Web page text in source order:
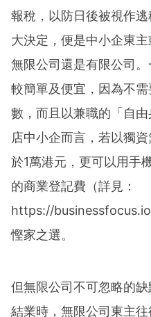
報稅，以防日後被視作
大決定，便是中小企東
無限公司還是有限公司
較簡單及便宜，因為不
數，而且以兼職的「自
店中小企而言，若以獨
於1萬港元，更可以用手
的商業登記費（詳見：
https://
慳家之選。
但無限公司不可忽略的
結業時，無限公司東主